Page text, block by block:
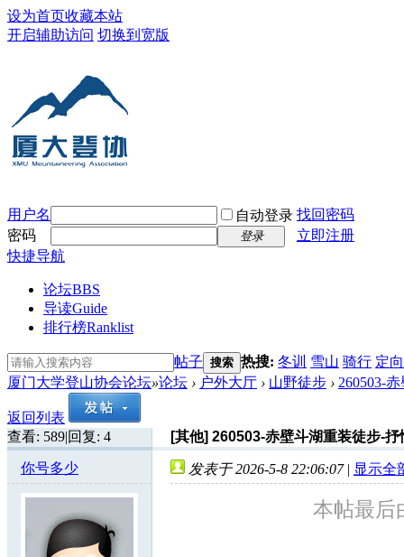
设为首页收藏本站
开启辅助访问 切换到宽版
用户名 自动登录 找回密码
密码
登录
立即注册
快捷导航
论坛BBS
导读Guide
排行榜Ranklist
帖子 搜索 热搜: 冬训 雪山 骑行 定
厦门大学登山协会论坛»论坛 › 户外大厅 › 山野徒步 › 260503-
返回列表
查看: 589|回复: 4 [其他] 260503-赤壁斗湖重装徒步-抒
你号多少 发表于 2026-5-8 22:06:07 | 显示全
本帖最后